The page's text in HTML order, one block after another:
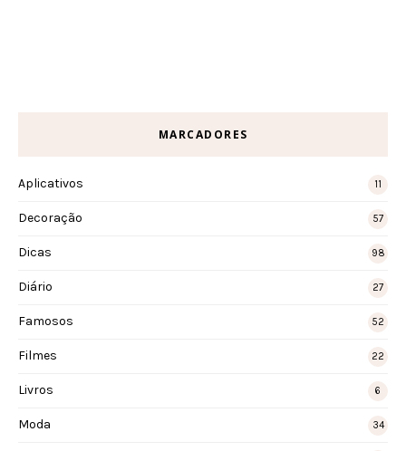
MARCADORES
Aplicativos 11
Decoração 57
Dicas 98
Diário 27
Famosos 52
Filmes 22
Livros 6
Moda 34